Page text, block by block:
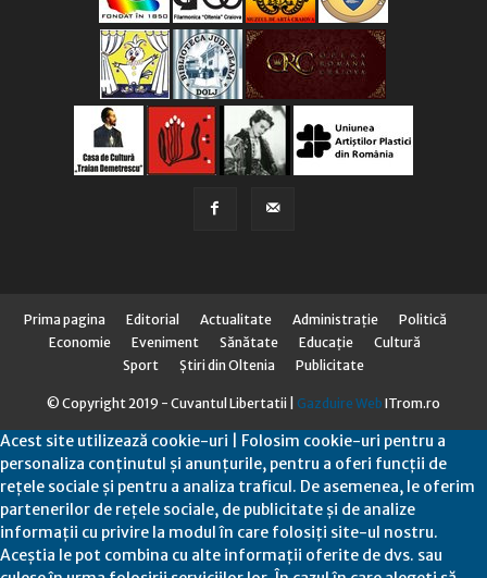
Prima pagina Editorial Actualitate Administraţie
Politică
Economie
Eveniment Sănătate Educaţie
Cultură
Sport
Știri din Oltenia Publicitate
© Copyright 2019 - Cuvantul Libertatii | Gazduire Web ITrom.ro
Acest site utilizează cookie-uri | Folosim cookie-uri pentru a
personaliza conținutul și anunțurile, pentru a oferi funcții de
rețele sociale și pentru a analiza traficul. De asemenea, le oferim
partenerilor de rețele sociale, de publicitate și de analize
informații cu privire la modul în care folosiți site-ul nostru.
Aceștia le pot combina cu alte informații oferite de dvs. sau